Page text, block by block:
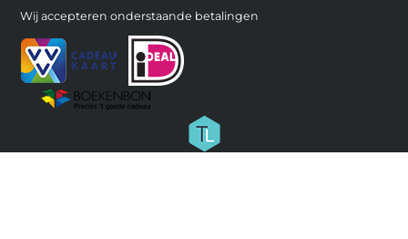
Wij accepteren onderstaande betalingen